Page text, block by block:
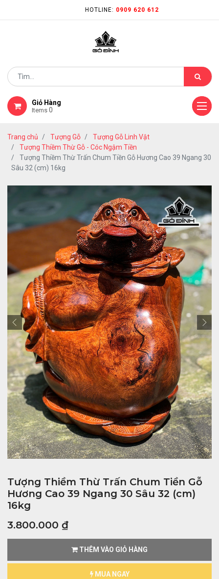
HOTLINE: 0909 620 612
Giỏ Hàng
Items 0
Trang chủ Tượng Gỗ
Tượng Gỗ Linh Vật
Tượng Thiềm Thừ Gỗ - Cóc Ngậm Tiền
Tượng Thiềm Thừ Trấn Chum Tiền Gỗ Hương Cao 39 Ngang 30
Sâu 32 (cm) 16kg
Tượng Thiềm Thừ Trấn Chum Tiền Gỗ
Hương Cao 39 Ngang 30 Sâu 32 (cm)
16kg
3.800.000 ₫
THÊM VÀO GIỎ HÀNG
MUA NGAY